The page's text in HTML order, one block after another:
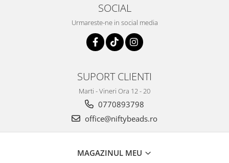
SOCIAL
Urmareste-ne in social media
SUPORT CLIENTI
Marti - Vineri Ora 12 - 20
0770893798
office@niftybeads.ro
MAGAZINUL MEU